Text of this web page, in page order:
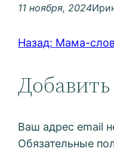
11 ноября, 2024
Назад: Мама-
Ваш адрес email
Обязательные